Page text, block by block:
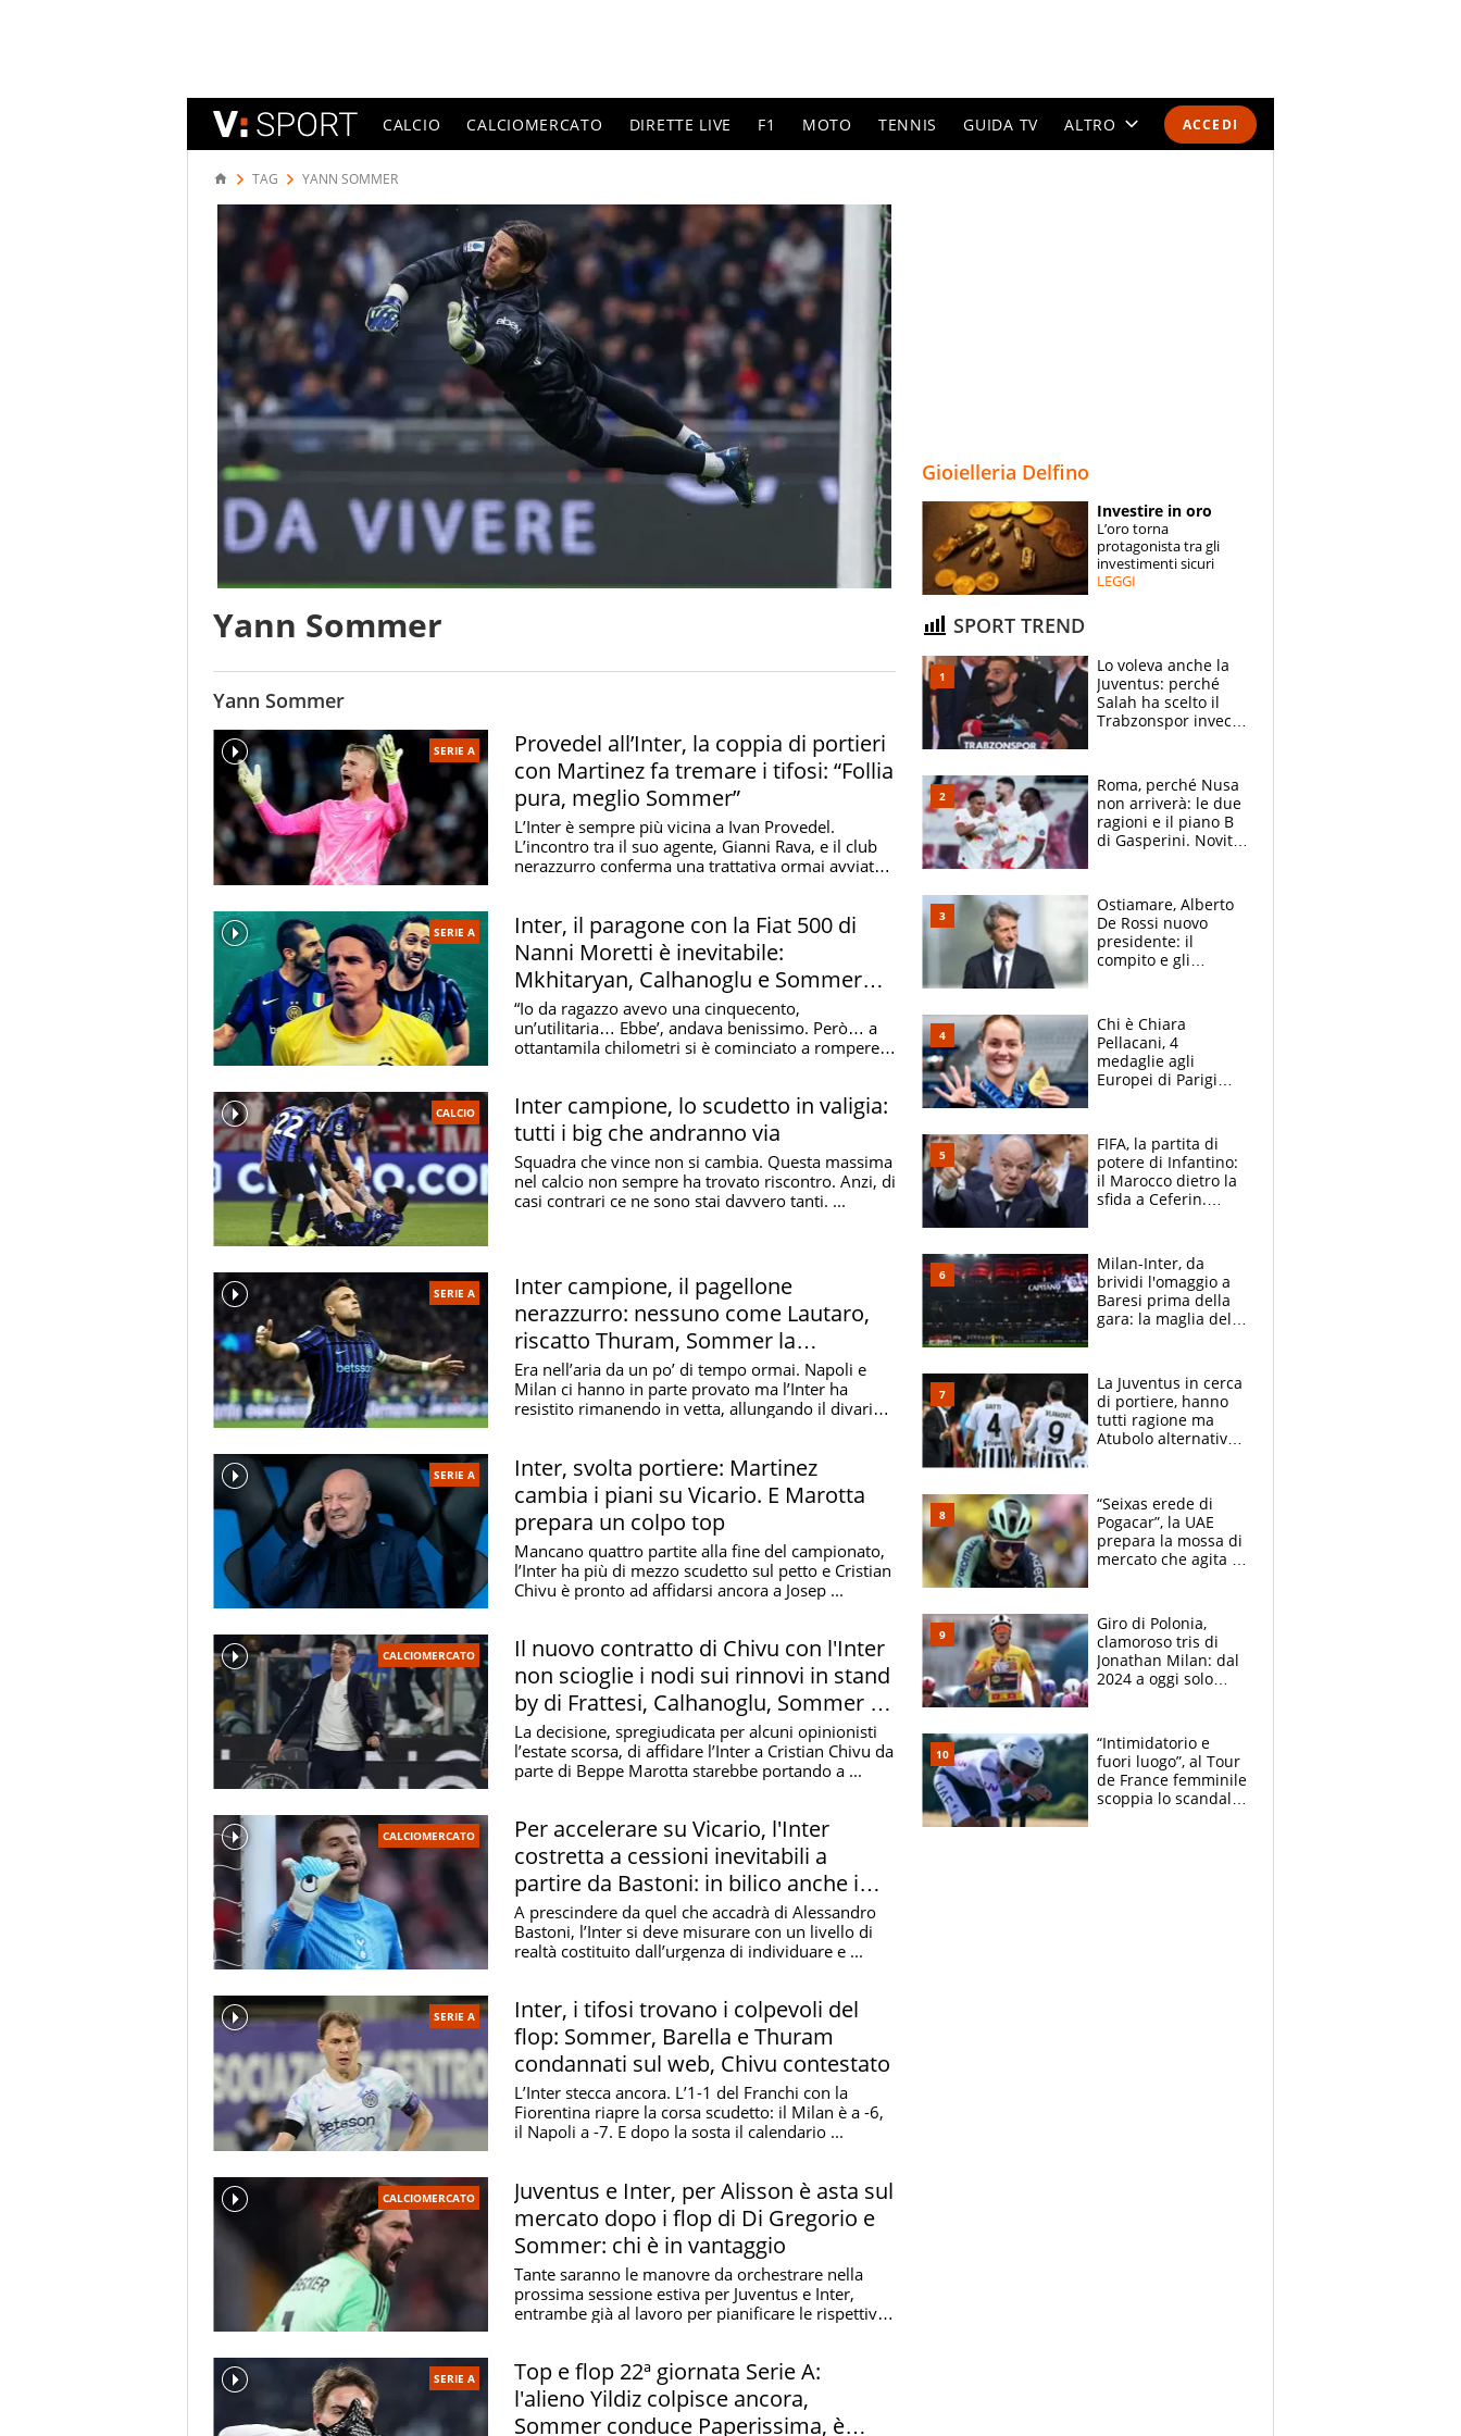
ACCEDI
CALCIO CALCIOMERCATO DIRETTE LIVE F1 MOTO TENNIS GUIDA TV ALTRO
SPECIALI
ESPERTI
TAG YANN SOMMER
Yann Sommer
Yann Sommer
SERIE A
Provedel all’Inter, la coppia di portieri
con Martinez fa tremare i tifosi: “Follia
pura, meglio Sommer”
L’Inter è sempre più vicina a Ivan Provedel.
L’incontro tra il suo agente, Gianni Rava, e il club
nerazzurro conferma una trattativa ormai avviata,
SERIE A
Inter, il paragone con la Fiat 500 di
Nanni Moretti è inevitabile:
Mkhitaryan, Calhanoglu e Sommer
han corso troppo kilometri: ecco che
fare
“Io da ragazzo avevo una cinquecento,
un’utilitaria… Ebbe’, andava benissimo. Però… a
ottantamila chilometri si è cominciato a rompere
CALCIO
Inter campione, lo scudetto in valigia:
tutti i big che andranno via
Squadra che vince non si cambia. Questa massima
nel calcio non sempre ha trovato riscontro. Anzi, di
casi contrari ce ne sono stai davvero tanti. ...
SERIE A
Inter campione, il pagellone
nerazzurro: nessuno come Lautaro,
riscatto Thuram, Sommer la
delusione
Era nell’aria da un po’ di tempo ormai. Napoli e
Milan ci hanno in parte provato ma l’Inter ha
resistito rimanendo in vetta, allungando il divario e
SERIE A
Inter, svolta portiere: Martinez
cambia i piani su Vicario. E Marotta
prepara un colpo top
Mancano quattro partite alla fine del campionato,
l’Inter ha più di mezzo scudetto sul petto e Cristian
Chivu è pronto ad affidarsi ancora a Josep ...
CALCIOMERCATO
Il nuovo contratto di Chivu con l'Inter
non scioglie i nodi sui rinnovi in stand
by di Frattesi, Calhanoglu, Sommer e
gli altri
La decisione, spregiudicata per alcuni opinionisti
l’estate scorsa, di affidare l’Inter a Cristian Chivu da
parte di Beppe Marotta starebbe portando a ...
CALCIOMERCATO
Per accelerare su Vicario, l'Inter
costretta a cessioni inevitabili a
partire da Bastoni: in bilico anche i
rinnovi
A prescindere da quel che accadrà di Alessandro
Bastoni, l’Inter si deve misurare con un livello di
realtà costituito dall’urgenza di individuare e ...
SERIE A
Inter, i tifosi trovano i colpevoli del
flop: Sommer, Barella e Thuram
condannati sul web, Chivu contestato
L’Inter stecca ancora. L’1-1 del Franchi con la
Fiorentina riapre la corsa scudetto: il Milan è a -6,
il Napoli a -7. E dopo la sosta il calendario ...
CALCIOMERCATO
Juventus e Inter, per Alisson è asta sul
mercato dopo i flop di Di Gregorio e
Sommer: chi è in vantaggio
Tante saranno le manovre da orchestrare nella
prossima sessione estiva per Juventus e Inter,
entrambe già al lavoro per pianificare le rispettive
SERIE A
Top e flop 22ª giornata Serie A:
l'alieno Yildiz colpisce ancora,
Sommer conduce Paperissima, è
Gioielleria Delfino
Investire in oro
L’oro torna
protagonista tra gli
investimenti sicuri
LEGGI
SPORT TREND
Lo voleva anche la
Juventus: perché
Salah ha scelto il
Trabzonspor invece
Roma, perché Nusa
non arriverà: le due
ragioni e il piano B
di Gasperini. Novità
Ostiamare, Alberto
De Rossi nuovo
presidente: il
compito e gli
Chi è Chiara
Pellacani, 4
medaglie agli
Europei di Parigi
giornalista, mamma
insegnante e il
fratello calciatore
FIFA, la partita di
potere di Infantino:
il Marocco dietro la
sfida a Ceferin.
squadre, l’ira di Figo
Milan-Inter, da
brividi l'omaggio a
Baresi prima della
gara: la maglia del
La Juventus in cerca
di portiere, hanno
tutti ragione ma
Atubolo alternativa
rimane Milinkovic-
Savic
“Seixas erede di
Pogacar”, la UAE
prepara la mossa di
mercato che agita la
a Burgos
Giro di Polonia,
clamoroso tris di
Jonathan Milan: dal
2024 a oggi solo
e Skerl
“Intimidatorio e
fuori luogo”, al Tour
de France femminile
scoppia lo scandalo: